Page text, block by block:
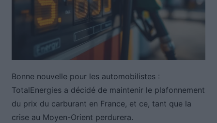
Bonne nouvelle pour les automobilistes :
TotalEnergies a décidé de maintenir le plafonnement
du prix du carburant en France, et ce, tant que la
crise au Moyen-Orient perdurera.